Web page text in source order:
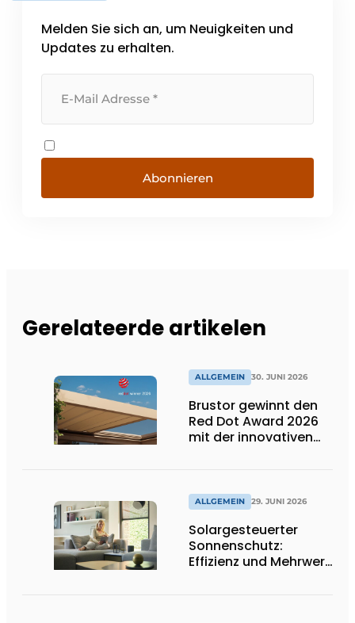
Melden Sie sich an, um Neuigkeiten und
Updates zu erhalten.
Abonnieren
Gerelateerde artikelen
ALLGEMEIN 30. JUNI 2026
Brustor gewinnt den
Red Dot Award 2026
mit der innovativen
ALLGEMEIN 29. JUNI 2026
Solargesteuerter
Sonnenschutz:
Effizienz und Mehrwert